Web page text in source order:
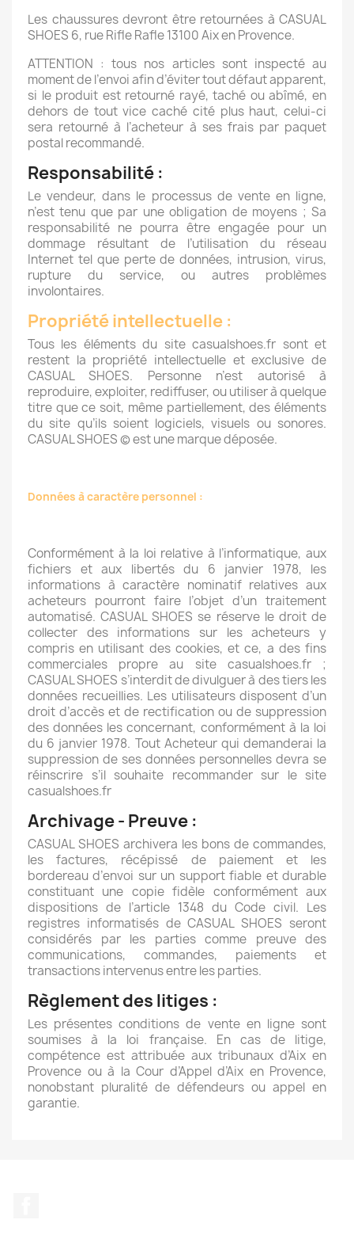
Les chaussures devront être retournées à CASUAL
SHOES 6, rue Rifle Rafle 13100 Aix en Provence.
ATTENTION : tous nos articles sont inspecté au
moment de l’envoi afin d’éviter tout défaut apparent,
si le produit est retourné rayé, taché ou abîmé, en
dehors de tout vice caché cité plus haut, celui-ci
sera retourné à l’acheteur à ses frais par paquet
postal recommandé.
Responsabilité :
Le vendeur, dans le processus de vente en ligne,
n’est tenu que par une obligation de moyens ; Sa
responsabilité ne pourra être engagée pour un
dommage résultant de l’utilisation du réseau
Internet tel que perte de données, intrusion, virus,
rupture du service, ou autres problèmes
involontaires.
Propriété intellectuelle :
Tous les éléments du site casualshoes.fr sont et
restent la propriété intellectuelle et exclusive de
CASUAL SHOES. Personne n’est autorisé à
reproduire, exploiter, rediffuser, ou utiliser à quelque
titre que ce soit, même partiellement, des éléments
du site qu’ils soient logiciels, visuels ou sonores.
CASUAL SHOES © est une marque déposée.
Données à caractère personnel :
Conformément à la loi relative à l’informatique, aux
fichiers et aux libertés du 6 janvier 1978, les
informations à caractère nominatif relatives aux
acheteurs pourront faire l’objet d’un traitement
automatisé. CASUAL SHOES se réserve le droit de
collecter des informations sur les acheteurs y
compris en utilisant des cookies, et ce, a des fins
commerciales propre au site casualshoes.fr ;
CASUAL SHOES s’interdit de divulguer à des tiers les
données recueillies. Les utilisateurs disposent d’un
droit d’accès et de rectification ou de suppression
des données les concernant, conformément à la loi
du 6 janvier 1978. Tout Acheteur qui demanderai la
suppression de ses données personnelles devra se
réinscrire s’il souhaite recommander sur le site
casualshoes.fr
Archivage - Preuve :
CASUAL SHOES archivera les bons de commandes,
les factures, récépissé de paiement et les
bordereau d’envoi sur un support fiable et durable
constituant une copie fidèle conformément aux
dispositions de l’article 1348 du Code civil. Les
registres informatisés de CASUAL SHOES seront
considérés par les parties comme preuve des
communications, commandes, paiements et
transactions intervenus entre les parties.
Règlement des litiges :
Les présentes conditions de vente en ligne sont
soumises à la loi française. En cas de litige,
compétence est attribuée aux tribunaux d’Aix en
Provence ou à la Cour d’Appel d’Aix en Provence,
nonobstant pluralité de défendeurs ou appel en
garantie.